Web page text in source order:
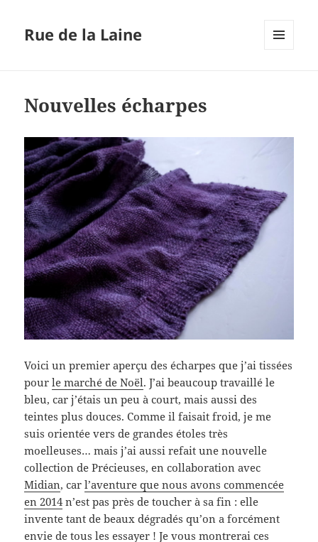
Rue de la Laine
Nouvelles écharpes
Voici un premier aperçu des écharpes que j’ai tissées
pourle marché de Noël. J’ai beaucoup travaillé le
bleu, car j’étais un peu à court, mais aussi des
teintes plus douces. Comme il faisait froid, je me
suis orientée vers de grandes étoles très
moelleuses… mais j’ai aussi refait une nouvelle
collection de Précieuses, en collaboration avec
Midian, carl’aventure que nous avons commencée
en 2014n’est pas près de toucher à sa fin : elle
invente tant de beaux dégradés qu’on a forcément
envie de tous les essayer ! Je vous montrerai ces